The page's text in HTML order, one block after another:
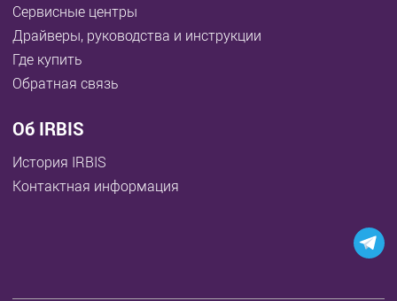
Сервисные центры
Драйверы, руководства и инструкции
Где купить
Обратная связь
Об IRBIS
История IRBIS
Контактная информация